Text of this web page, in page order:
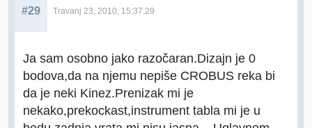
#29 Travanj 23, 2010, 15:37:29
Ja sam osobno jako razočaran.Dizajn je 0
bodova,da na njemu nepiše CROBUS reka bi
da je neki Kinez.Prenizak mi je
nekako,prekockast,instrument tabla mi je u